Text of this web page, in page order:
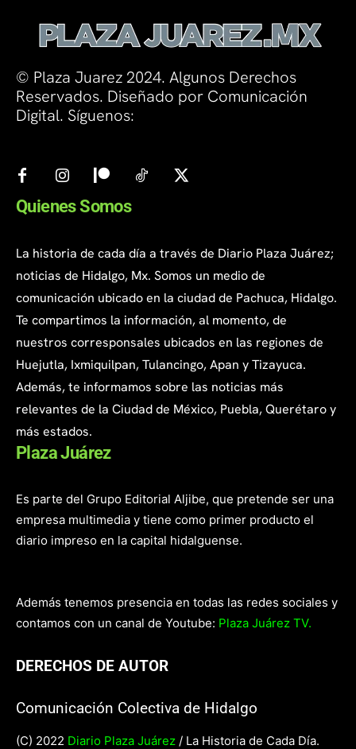
© Plaza Juarez 2024. Algunos Derechos
Reservados. Diseñado por Comunicación
Digital. Síguenos:
Quienes Somos
La historia de cada día a través de Diario Plaza Juárez;
noticias de Hidalgo, Mx. Somos un medio de
comunicación ubicado en la ciudad de Pachuca, Hidalgo.
Te compartimos la información, al momento, de
nuestros corresponsales ubicados en las regiones de
Huejutla, Ixmiquilpan, Tulancingo, Apan y Tizayuca.
Además, te informamos sobre las noticias más
relevantes de la Ciudad de México, Puebla, Querétaro y
más estados.
Plaza Juárez
Es parte del Grupo Editorial Aljibe, que pretende ser una
empresa multimedia y tiene como primer producto el
diario impreso en la capital hidalguense.
Además tenemos presencia en todas las redes sociales y
contamos con un canal de Youtube: Plaza Juárez TV.
DERECHOS DE AUTOR
Comunicación Colectiva de Hidalgo
(C) 2022 Diario Plaza Juárez / La Historia de Cada Día.